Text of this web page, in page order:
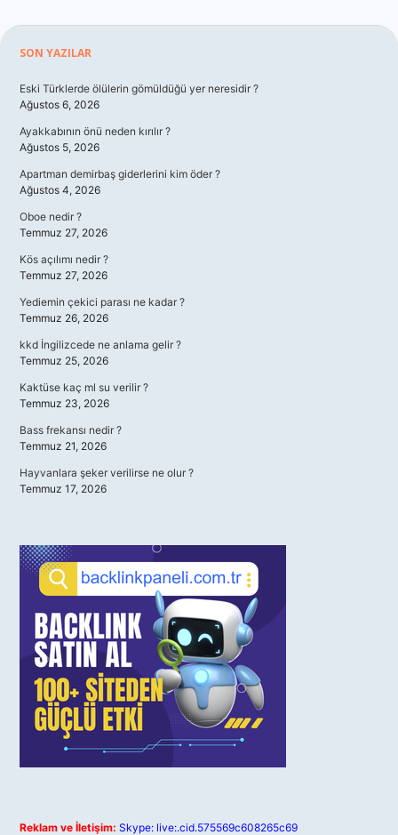
Sidebar
SON YAZILAR
Eski Türklerde ölülerin gömüldüğü yer neresidir ?
Ağustos 6, 2026
Ayakkabının önü neden kırılır ?
Ağustos 5, 2026
Apartman demirbaş giderlerini kim öder ?
Ağustos 4, 2026
Oboe nedir ?
Temmuz 27, 2026
Kös açılımı nedir ?
Temmuz 27, 2026
Yediemin çekici parası ne kadar ?
Temmuz 26, 2026
kkd İngilizcede ne anlama gelir ?
Temmuz 25, 2026
Kaktüse kaç ml su verilir ?
Temmuz 23, 2026
Bass frekansı nedir ?
Temmuz 21, 2026
Hayvanlara şeker verilirse ne olur ?
Temmuz 17, 2026
Reklam ve İletişim: Skype: live:.cid.575569c608265c69